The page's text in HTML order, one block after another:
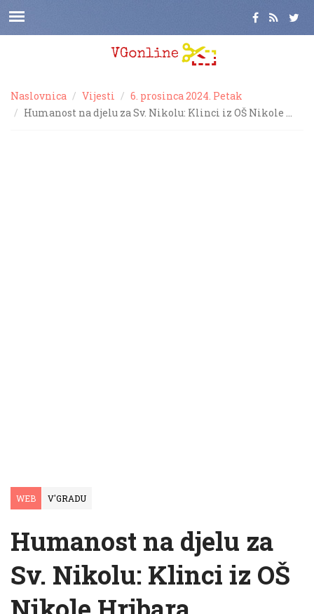
Naslovnica Vijesti
6. prosinca 2024. Petak
Humanost na djelu za Sv. Nikolu: Klinci iz OŠ Nikole …
WEB V'GRADU
Humanost na djelu za
Sv. Nikolu: Klinci iz OŠ